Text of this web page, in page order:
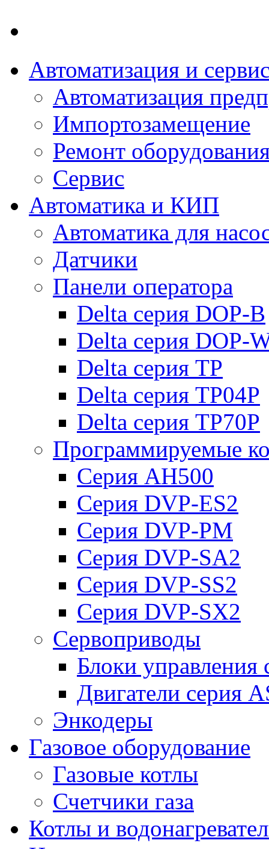
Автоматизация и
Автоматизация
Импортозамещение
Ремонт
Сервис
Автоматика и КИП
Автоматика для
Датчики
Панели оператора
Delta серия DOP-B
Delta серия DOP-
Delta серия TP
Delta серия TP04P
Delta серия TP70P
Программируемые
Серия AH500
Серия DVP-ES2
Серия DVP-PM
Серия DVP-SA2
Серия DVP-SS2
Серия DVP-SX2
Сервоприводы
Блоки
Двигатели серия
Энкодеры
Газовое оборудование
Газовые котлы
Счетчики газа
Котлы и